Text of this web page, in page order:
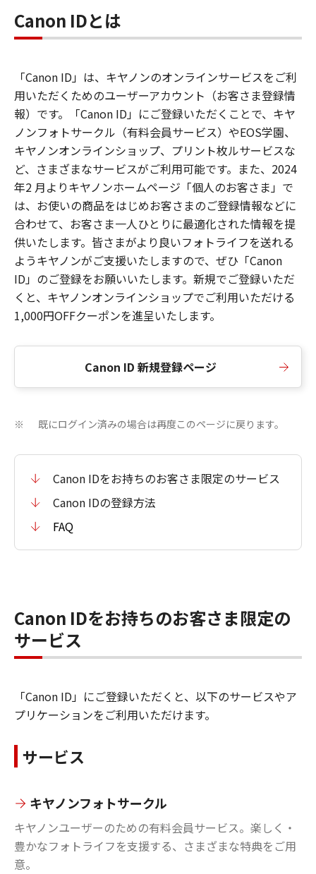
Canon IDとは
「Canon ID」は、キヤノンのオンラインサービスをご利
用いただくためのユーザーアカウント（お客さま登録情
報）です。「Canon ID」にご登録いただくことで、キヤ
ノンフォトサークル（有料会員サービス）やEOS学園、
キヤノンオンラインショップ、プリント枚ルサービスな
ど、さまざまなサービスがご利用可能です。また、2024
年2 月よりキヤノンホームページ「個人のお客さま」で
は、お使いの商品をはじめお客さまのご登録情報などに
合わせて、お客さま一人ひとりに最適化された情報を提
供いたします。皆さまがより良いフォトライフを送れる
ようキヤノンがご支援いたしますので、ぜひ「Canon
ID」のご登録をお願いいたします。新規でご登録いただ
くと、キヤノンオンラインショップでご利用いただける
1,000円OFFクーポンを進呈いたします。
Canon ID 新規登録ページ
※ 既にログイン済みの場合は再度このページに戻ります。
Canon IDをお持ちのお客さま限定のサービス
Canon IDの登録方法
FAQ
Canon IDをお持ちのお客さま限定の
サービス
「Canon ID」にご登録いただくと、以下のサービスやア
プリケーションをご利用いただけます。
サービス
キヤノンフォトサークル
キヤノンユーザーのための有料会員サービス。楽しく・
豊かなフォトライフを支援する、さまざまな特典をご用
意。